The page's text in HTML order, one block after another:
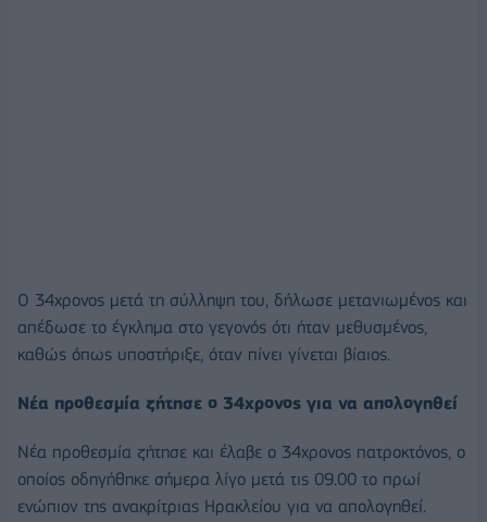
Ο 34χρονος μετά τη σύλληψη του, δήλωσε μετανιωμένος και
απέδωσε το έγκλημα στο γεγονός ότι ήταν μεθυσμένος,
καθώς όπως υποστήριξε, όταν πίνει γίνεται βίαιος.
Νέα προθεσμία ζήτησε ο 34χρονος για να απολογηθεί
Νέα προθεσμία ζήτησε και έλαβε ο 34χρονος πατροκτόνος, ο
οποίος οδηγήθηκε σήμερα λίγο μετά τις 09.00 το πρωί
ενώπιον της ανακρίτριας Ηρακλείου για να απολογηθεί.